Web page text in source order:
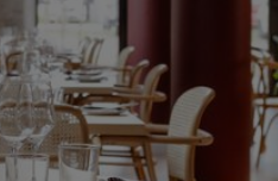
köök